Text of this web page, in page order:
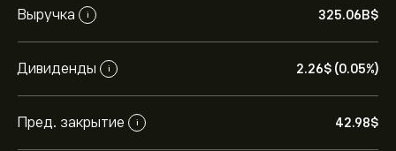
Выручка i 325.06B‎$‎
Дивиденды i 2.26‎$‎ (0.05%)
Пред. закрытие i 42.98‎$‎